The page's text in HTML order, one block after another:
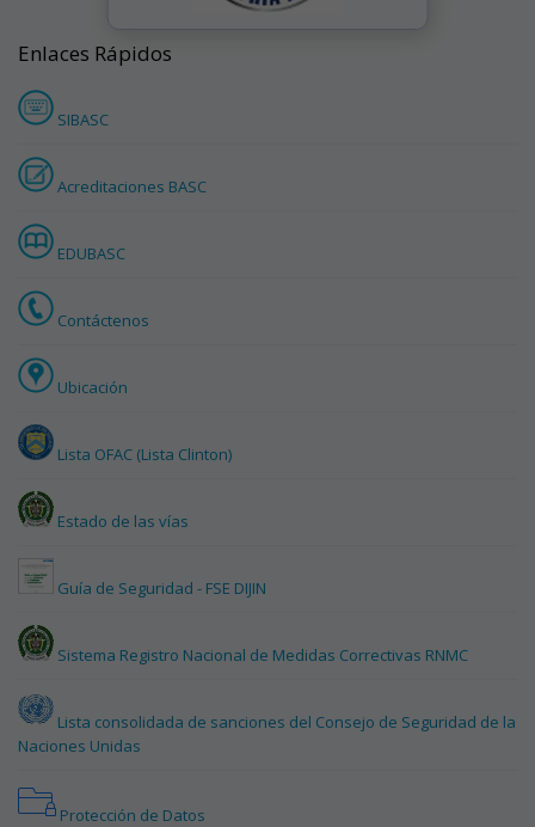
Enlaces Rápidos
SIBASC
Acreditaciones BASC
EDUBASC
Contáctenos
Ubicación
Lista OFAC (Lista Clinton)
Estado de las vías
Guía de Seguridad - FSE DIJIN
Sistema Registro Nacional de Medidas Correctivas RNMC
Lista consolidada de sanciones del Consejo de Seguridad de la
Naciones Unidas
Protección de Datos